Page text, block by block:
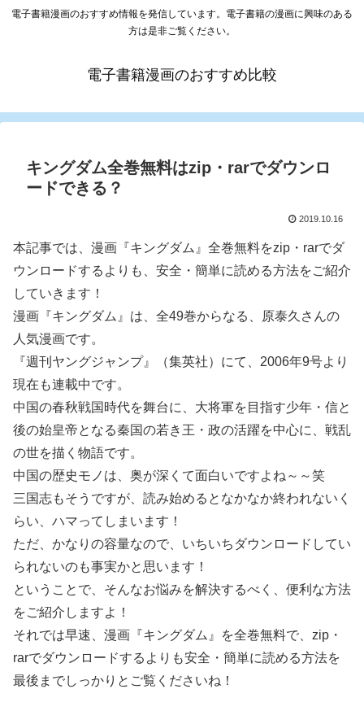
電子書籍漫画のおすすめ情報を発信しています。電子書籍の漫画に興味のある
方は是非ご覧ください。
電子書籍漫画のおすすめ比較
キングダム全巻無料はzip・rarでダウンロ
ードできる？
2019.10.16
本記事では、漫画『キングダム』全巻無料をzip・rarでダ
ウンロードするよりも、安全・簡単に読める方法をご紹介
していきます！
漫画『キングダム』は、全49巻からなる、原泰久さんの
人気漫画です。
『週刊ヤングジャンプ』（集英社）にて、2006年9号より
現在も連載中です。
中国の春秋戦国時代を舞台に、大将軍を目指す少年・信と
後の始皇帝となる秦国の若き王・政の活躍を中心に、戦乱
の世を描く物語です。
中国の歴史モノは、奥が深くて面白いですよね～～笑
三国志もそうですが、読み始めるとなかなか終われないく
らい、ハマってしまいます！
ただ、かなりの容量なので、いちいちダウンロードしてい
られないのも事実かと思います！
ということで、そんなお悩みを解決するべく、便利な方法
をご紹介しますよ！
それでは早速、漫画『キングダム』を全巻無料で、zip・
rarでダウンロードするよりも安全・簡単に読める方法を
最後までしっかりとご覧くださいね！